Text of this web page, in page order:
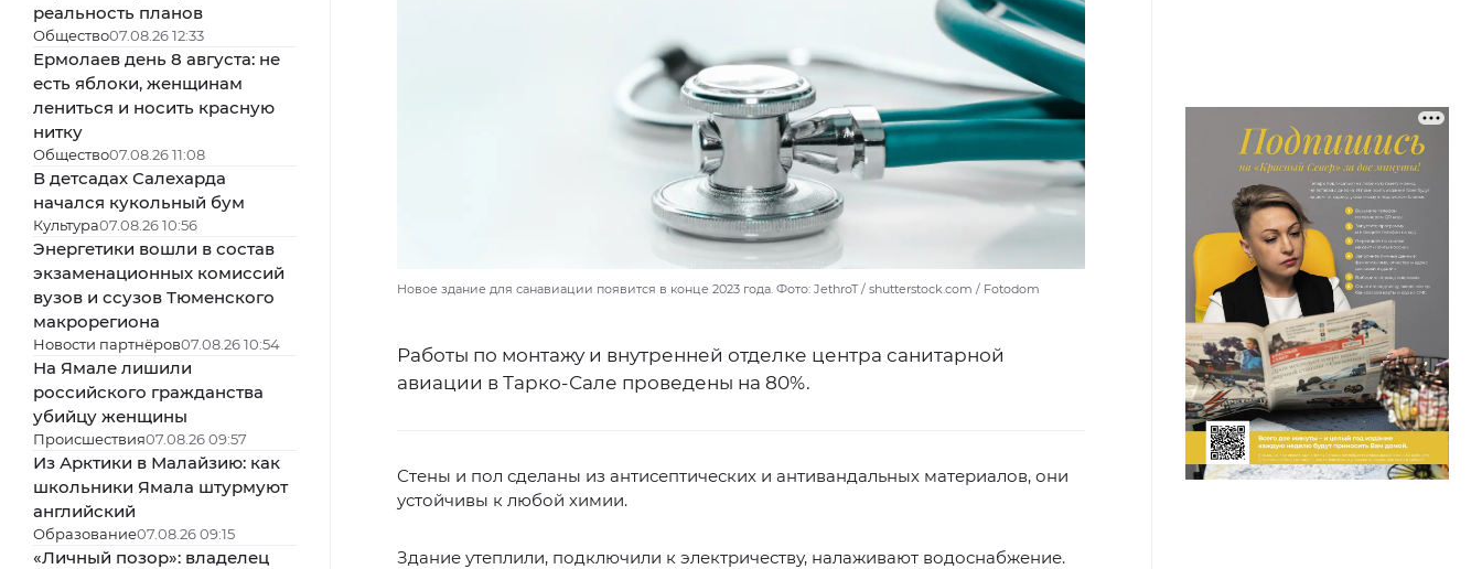
реальность планов
Общество07.08.26 12:33
Ермолаев день 8 августа: не
есть яблоки, женщинам
лениться и носить красную
нитку
Общество07.08.26 11:08
В детсадах Салехарда
начался кукольный бум
Культура07.08.26 10:56
Энергетики вошли в состав
экзаменационных комиссий
вузов и ссузов Тюменского
макрорегиона
Новости партнёров07.08.26 10:54
На Ямале лишили
российского гражданства
убийцу женщины
Происшествия07.08.26 09:57
Из Арктики в Малайзию: как
школьники Ямала штурмуют
английский
Образование07.08.26 09:15
«Личный позор»: владелец
Новое здание для санавиации появится в конце 2023 года. Фото: JethroT / shutterstock.com / Fotodom
Работы по монтажу и внутренней отделке центра санитарной
авиации в Тарко-Сале проведены на 80%.
Стены и пол сделаны из антисептических и антивандальных материалов, они
устойчивы к любой химии.
Здание утеплили, подключили к электричеству, налаживают водоснабжение.